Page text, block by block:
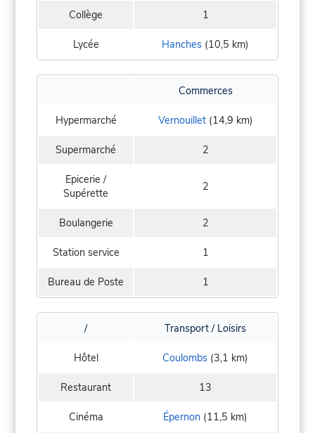
Collège 1
Lycée Hanches (10,5 km)
Commerces
Hypermarché Vernouillet(14,9 km)
Supermarché 2
Epicerie /
Supérette
2
Boulangerie 2
Station service 1
Bureau de Poste 1
/ Transport / Loisirs
Hôtel Coulombs (3,1 km)
Restaurant 13
Cinéma Épernon (11,5 km)